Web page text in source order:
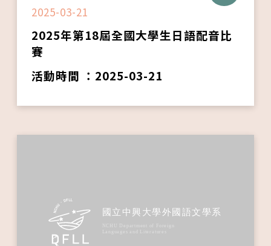
2025-03-21
2025年第18屆全國大學生日語配音比
賽
活動時間 ：2025-03-21